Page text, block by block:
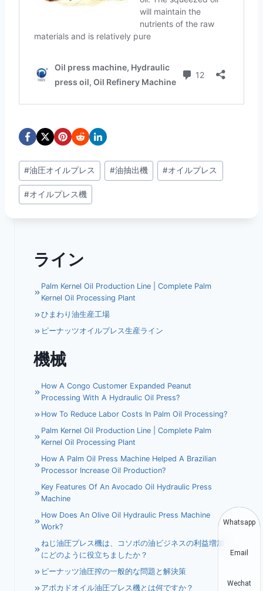
投
稿
タ
#油圧オイルプレス #油抽出機 #オイルプレス
#オイルプレス機
ライン
Palm Kernel Oil Production Line | Complete Palm
Kernel Oil Processing Plant
ひまわり油生産工場
ピーナッツオイルプレス生産ライン
機械
How A Congo Customer Expanded Peanut
Processing With A Hydraulic Oil Press?
How To Reduce Labor Costs In Palm Oil Processing?
Palm Kernel Oil Production Line | Complete Palm
Kernel Oil Processing Plant
How A Palm Oil Press Machine Helped A Brazilian
Processor Increase Oil Production?
Key Features Of An Avocado Oil Hydraulic Press
Machine
How Does An Olive Oil Hydraulic Press Machine
Work?
ねじ油圧プレス機は、コソボの油ビジネスの利益増加
にどのように役立ちましたか？
ピーナッツ油圧搾の一般的な問題と解決策
アボカドオイル油圧プレス機とは何ですか？
Whatsapp
Email
Wechat